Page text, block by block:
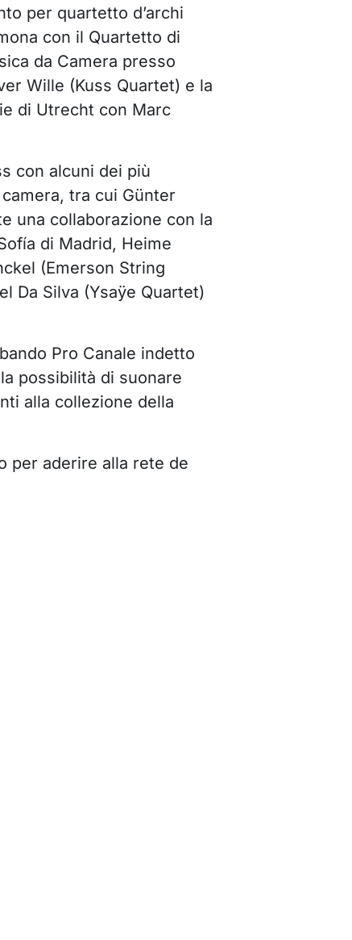
per quartetto d’archi
con il Quartetto di
da Camera presso
Wille (Kuss Quartet) e la
di Utrecht con Marc
con alcuni dei più
tra cui Günter
una collaborazione con la
di Madrid, Heime
(Emerson String
Da Silva (Ysaÿe Quartet)
Pro Canale indetto
possibilità di suonare
alla collezione della
per aderire alla rete de